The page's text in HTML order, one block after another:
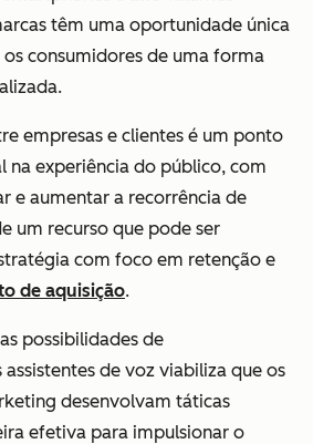
têm uma oportunidade única
consumidores de uma forma
empresas e clientes é um ponto
na experiência do público, com
e aumentar a recorrência de
um recurso que pode ser
com foco em retenção e
de aquisição.
possibilidades de
de voz viabiliza que os
desenvolvam táticas
efetiva para impulsionar o